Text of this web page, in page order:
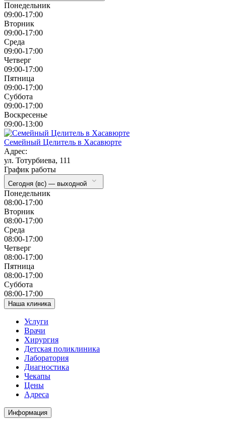
Понедельник
09:00-17:00
Вторник
09:00-17:00
Cреда
09:00-17:00
Четверг
09:00-17:00
Пятница
09:00-17:00
Суббота
09:00-17:00
Воскресенье
09:00-13:00
Семейный Целитель в Хасавюрте
Адрес:
ул. Тотурбиева, 111
График работы
Сегодня (вс) — выходной
Понедельник
08:00-17:00
Вторник
08:00-17:00
Cреда
08:00-17:00
Четверг
08:00-17:00
Пятница
08:00-17:00
Суббота
08:00-17:00
Наша клиника
Услуги
Врачи
Хирургия
Детская поликлиника
Лаборатория
Диагностика
Чекапы
Цены
Адреса
Информация